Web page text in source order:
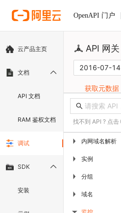
OpenAPI 门户
云产品主页
文档
API 文档
RAM 鉴权文档
调试
SDK
安装
API 网关
2016-07-14
获取元数据
找不到 API ? 点击
▶ 内网域名解析
▶ 实例
▶ 分组
▶ 域名
▶